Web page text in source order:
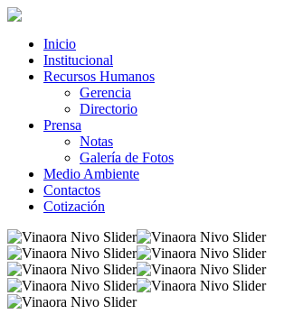
Inicio
Institucional
Recursos Humanos
Gerencia
Directorio
Prensa
Notas
Galería de Fotos
Medio Ambiente
Contactos
Cotización